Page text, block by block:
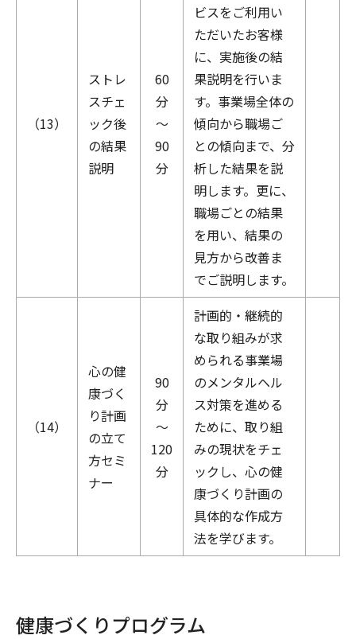
（13）
ストレ
スチェ
ック後
の結果
説明
60
分
～
90
分
ビスをご利用い
ただいたお客様
に、実施後の結
果説明を行いま
す。事業場全体の
傾向から職場ご
との傾向まで、分
析した結果を説
明します。更に、
職場ごとの結果
を用い、結果の
見方から改善ま
でご説明します。
（14）
心の健
康づく
り計画
の立て
方セミ
ナー
90
分
～
120
分
計画的・継続的
な取り組みが求
められる事業場
のメンタルヘル
ス対策を進める
ために、取り組
みの現状をチェ
ックし、心の健
康づくり計画の
具体的な作成方
法を学びます。
健康づくりプログラム